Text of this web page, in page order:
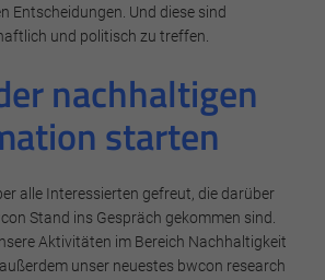
Entscheidungen. Und diese sind
und politisch zu treffen.
nachhaltigen
starten
alle Interessierten gefreut, die darüber
Stand ins Gespräch gekommen sind.
Aktivitäten im Bereich Nachhaltigkeit
unser neuestes bwcon research
an eventuelle Drittanbieter
anzeigen
Alle akzeptieren
Speichern